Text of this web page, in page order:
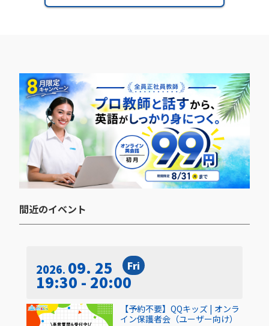
間近のイベント​
2026 09. 25 Fri
19:30 - 20:00
【予約不要】QQキッズ | オンラ
イン保護者会（ユーザー向け）